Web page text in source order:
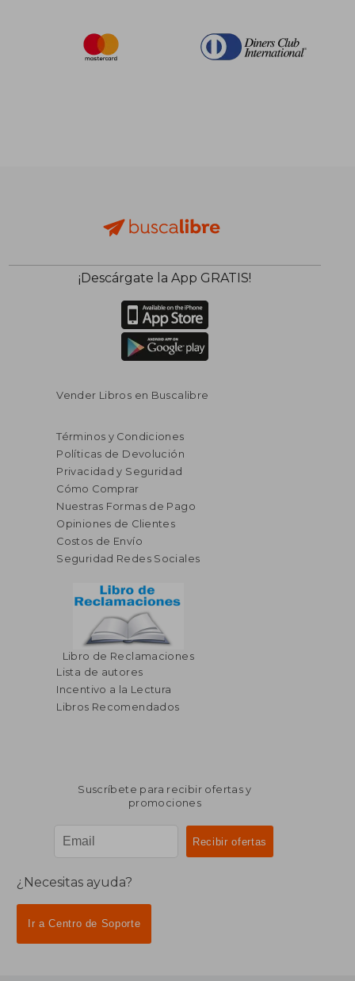
¡Descárgate la App GRATIS!
Vender Libros en Buscalibre
Términos y Condiciones
Políticas de Devolución
Privacidad y Seguridad
Cómo Comprar
Nuestras Formas de Pago
Opiniones de Clientes
Costos de Envío
Seguridad Redes Sociales
Libro de Reclamaciones
Lista de autores
Incentivo a la Lectura
Libros Recomendados
Suscríbete para recibir ofertas y
promociones
¿Necesitas ayuda?
Ir a Centro de Soporte